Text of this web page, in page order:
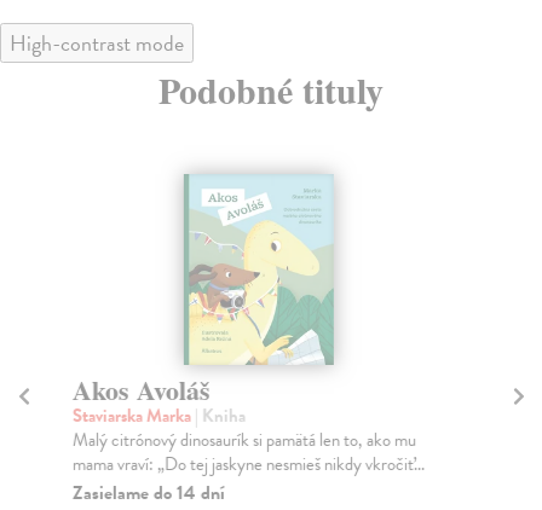
High-contrast mode
Podobné tituly
Akos Avoláš
Staviarska Marka| Kniha
Malý citrónový dinosaurík si pamätá len to, ako mu
mama vraví: „Do tej jaskyne nesmieš nikdy vkročiť...
Zasielame do 14 dní